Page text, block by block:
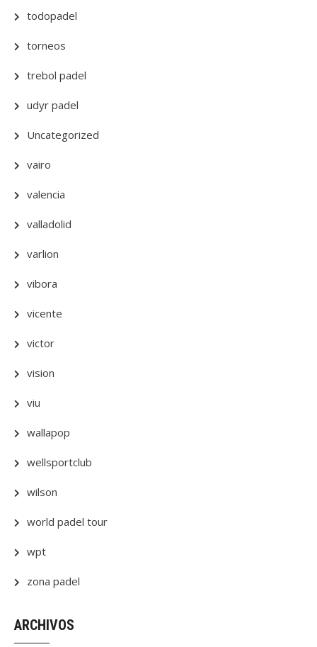
todopadel
torneos
trebol padel
udyr padel
Uncategorized
vairo
valencia
valladolid
varlion
vibora
vicente
victor
vision
viu
wallapop
wellsportclub
wilson
world padel tour
wpt
zona padel
ARCHIVOS